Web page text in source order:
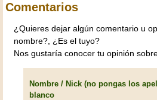
Comentarios
¿Quieres dejar algún comentario u
nombre?, ¿Es el tuyo?
Nos gustaría conocer tu opinión
Nombre / Nick (no pongas los
blanco